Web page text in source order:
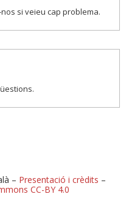
si veieu cap problema.
– Presentació i crèdits –
CC-BY 4.0